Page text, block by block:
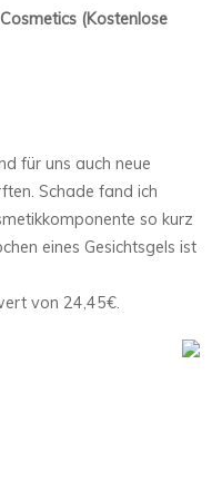
(Kostenlose
für uns auch neue
Schade fand ich
so kurz
eines Gesichtsgels ist
von 24,45€.